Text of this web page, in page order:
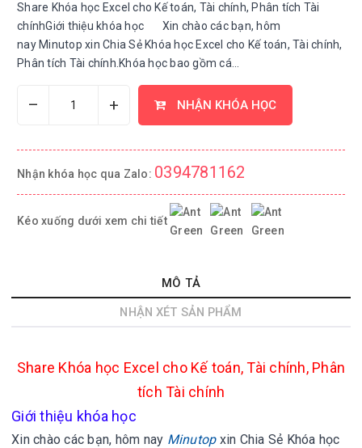
Share Khóa học Excel cho Kế toán, Tài chính, Phân tích Tài
chínhGiới thiệu khóa học Xin chào các bạn, hôm
nay Minutop xin Chia Sẻ Khóa học Excel cho Kế toán, Tài chính,
Phân tích Tài chính.Khóa học bao gồm cá...
– + NHẬN KHÓA HỌC
Nhận khóa học qua Zalo: 0394781162
Kéo xuống dưới xem chi tiết
MÔ TẢ
NHẬN XÉT SẢN PHẨM
Share Khóa học Excel cho Kế toán, Tài chính, Phân
tích Tài chính
Giới thiệu khóa học
Xin chào các bạn, hôm nay Minutop xin Chia Sẻ Khóa học